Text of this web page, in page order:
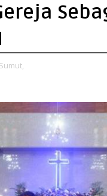
Sumut,